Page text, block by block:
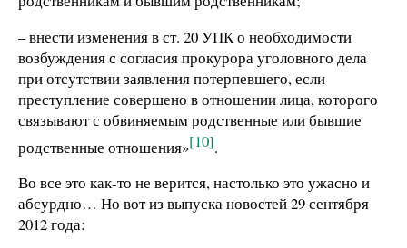
– внести изменения в ст. 20 УПК о необходимости
возбуждения с согласия прокурора уголовного дела
при отсутствии заявления потерпевшего, если
преступление совершено в отношении лица, которого
связывают с обвиняемым родственные или бывшие
родственные отношения»[10].
Во все это как-то не верится, настолько это ужасно и
абсурдно… Но вот из выпуска новостей 29 сентября
2012 года: